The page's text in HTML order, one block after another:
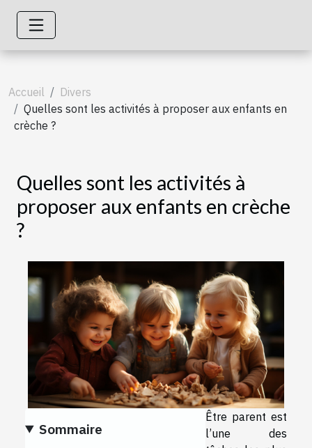
Accueil
Divers
Quelles sont les activités à proposer aux enfants en
crèche ?
Quelles sont les activités à
proposer aux enfants en crèche
?
Sommaire
Être parent est
l’une des